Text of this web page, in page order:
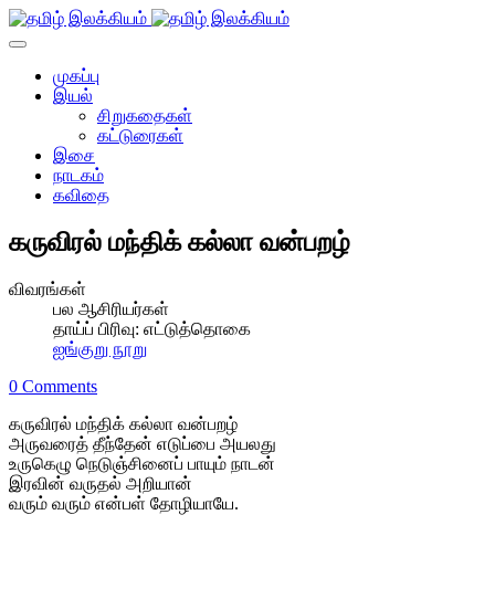
முகப்பு
இயல்
சிறுகதைகள்
கட்டுரைகள்
இசை
நாடகம்
கவிதை
கருவிரல் மந்திக் கல்லா வன்பறழ்
விவரங்கள்
பல ஆசிரியர்கள்
தாய்ப் பிரிவு: எட்டுத்தொகை
ஐங்குறு நூறு
0 Comments
கருவிரல் மந்திக் கல்லா வன்பறழ்
அருவரைத் தீந்தேன் எடுப்பை அயலது
உருகெழு நெடுஞ்சினைப் பாயும் நாடன்
இரவின் வருதல் அறியான்
வரும் வரும் என்பள் தோழியாயே.